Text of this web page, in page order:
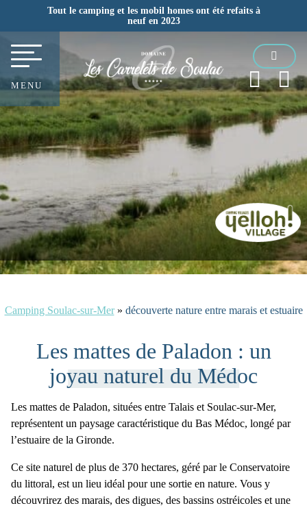
Tout le camping et les mobil homes ont été refaits à
neuf en 2023
MENU
Camping Soulac-sur-Mer» découverte nature entre marais et estuaire
Les mattes de Paladon : un
joyau naturel du Médoc
Les mattes de Paladon, situées entre Talais et Soulac-sur-Mer,
représentent un paysage caractéristique du Bas Médoc, longé par
l’estuaire de la Gironde.
Ce site naturel de plus de 370 hectares, géré par le Conservatoire
du littoral, est un lieu idéal pour une sortie en nature. Vous y
découvrirez des marais, des digues, des bassins ostréicoles et une